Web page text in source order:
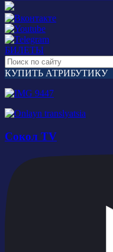
БИЛЕТЫ
КУПИТЬ АТРИБУТИКУ
Сокол TV